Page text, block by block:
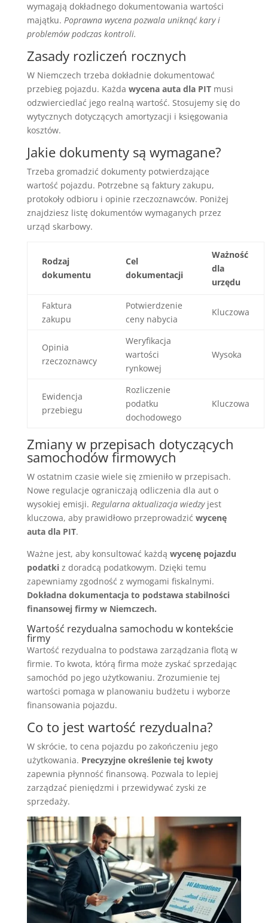
wymagają dokładnego dokumentowania wartości
majątku. Poprawna wycena pozwala uniknąć kary i
problemów podczas kontroli.
Zasady rozliczeń rocznych
W Niemczech trzeba dokładnie dokumentować
przebieg pojazdu. Każda wycena auta dla PITmusi
odzwierciedlać jego realną wartość. Stosujemy się do
wytycznych dotyczących amortyzacji i księgowania
kosztów.
Jakie dokumenty są wymagane?
Trzeba gromadzić dokumenty potwierdzające
wartość pojazdu. Potrzebne są faktury zakupu,
protokoły odbioru i opinie rzeczoznawców. Poniżej
znajdziesz listę dokumentów wymaganych przez
urząd skarbowy.
Rodzaj
dokumentu
Cel
dokumentacji
Ważność
dla
urzędu
Faktura
zakupu
Potwierdzenie
ceny nabycia
Kluczowa
Opinia
rzeczoznawcy
Weryfikacja
wartości
rynkowej
Wysoka
Ewidencja
przebiegu
Rozliczenie
podatku
dochodowego
Kluczowa
Zmiany w przepisach dotyczących
samochodów firmowych
W ostatnim czasie wiele się zmieniło w przepisach.
Nowe regulacje ograniczają odliczenia dla aut o
wysokiej emisji. Regularna aktualizacja wiedzyjest
kluczowa, aby prawidłowo przeprowadzić wycenę
auta dla PIT.
Ważne jest, aby konsultować każdą wycenę pojazdu
podatkiz doradcą podatkowym. Dzięki temu
zapewniamy zgodność z wymogami fiskalnymi.
Dokładna dokumentacja to podstawa stabilności
finansowej firmy w Niemczech.
Wartość rezydualna samochodu w kontekście
firmy
Wartość rezydualna to podstawa zarządzania flotą w
firmie. To kwota, którą firma może zyskać sprzedając
samochód po jego użytkowaniu. Zrozumienie tej
wartości pomaga w planowaniu budżetu i wyborze
finansowania pojazdu.
Co to jest wartość rezydualna?
W skrócie, to cena pojazdu po zakończeniu jego
użytkowania. Precyzyjne określenie tej kwoty
zapewnia płynność finansową. Pozwala to lepiej
zarządzać pieniędzmi i przewidywać zyski ze
sprzedaży.